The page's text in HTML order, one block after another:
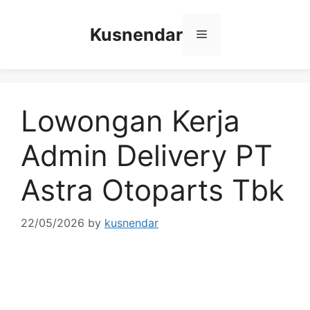
Kusnendar Menu
Lowongan Kerja
Admin Delivery PT
Astra Otoparts Tbk
22/05/2026 by kusnendar